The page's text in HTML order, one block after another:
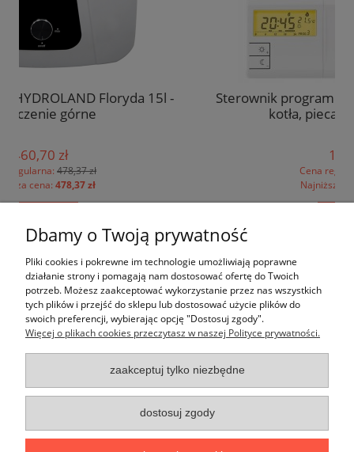
-
Sterownik programowalny SALUS 091FLV2 do
kotła, pieca co - przewodowy
Pomoc
Moje konto
Płatności i dostawa
Informacje
O nas
Dbamy o Twoją prywatność
Pliki cookies i pokrewne im technologie umożliwiają poprawne
działanie strony i pomagają nam dostosować ofertę do Twoich
potrzeb. Możesz zaakceptować wykorzystanie przez nas wszystkich
tych plików i przejść do sklepu lub dostosować użycie plików do
swoich preferencji, wybierając opcję "Dostosuj zgody".
Więcej o plikach cookies przeczytasz w naszej Polityce prywatności.
zaakceptuj tylko niezbędne
dostosuj zgody